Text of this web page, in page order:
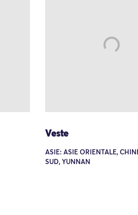
Veste
ASIE: ASIE ORIENTALE,
SUD, YUNNAN